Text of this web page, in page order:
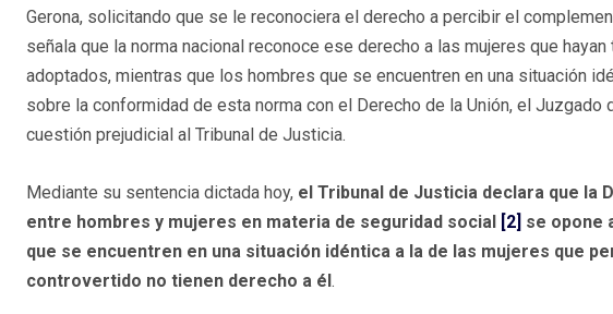
Gerona, solicitando que se le reconociera el derecho a percibir el
señala que la norma nacional reconoce ese derecho a las mujeres que
adoptados, mientras que los hombres que se encuentren en una situación
sobre la conformidad de esta norma con el Derecho de la Unión, el Juzgado
cuestión prejudicial al Tribunal de Justicia.
Mediante su sentencia dictada hoy, el Tribunal de Justicia declara que la
entre hombres y mujeres en materia de seguridad social
[2] se opone
que se encuentren en una situación idéntica a la de las mujeres que
controvertido no tienen derecho a él .